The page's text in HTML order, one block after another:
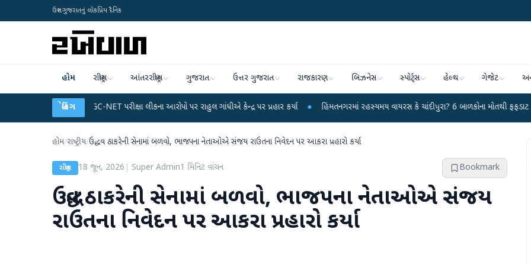
ઉત્તર ગુજરાતનું લોકપ્રિય દૈનિક
હોમ રાષ્ટ્રીય આંતરરાષ્ટ્રીય ગુજરાત ઉત્તર ગુજરાત રાજકારણ બિઝનેસ સ્પોર્ટ્સ હેલ્થ ગેજેટ
બ્રેકિંગ
UGC-NET પરીક્ષા લીકના આરોપો પર રાહુલ ગાંધીએ કેન્દ્ર પર પ્રહાર કર્યા ● હિંમતનગરમાં રહસ્યમય વાયરસ કે ચાંદીપુરા? 6 બાળકોના મોતથી ફફડાટ ● હવામાન
હોમ/રાષ્ટ્રીય/ઉદ્ધવ ઠાકરેની સેનામાં બળવો, ભાજપના નેતાઓએ સંજય રાઉતના નિવેદન પર આકરા પ્રહારો કર્યા
રાષ્ટ્રીય 18 જૂન, 2026 Super Admin1 મિનિટ વાંચન Bookmark
ઉદ્ધવ ઠાકરેની સેનામાં બળવો, ભાજપના નેતાઓએ સંજય
રાઉતના નિવેદન પર આકરા પ્રહારો કર્યા